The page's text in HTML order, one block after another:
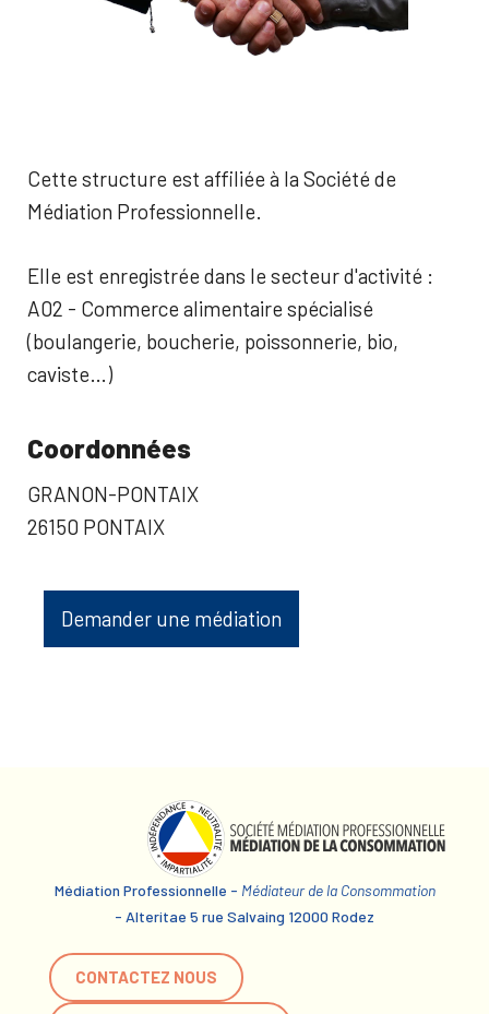
Cette structure est affiliée à la Société de
Médiation Professionnelle.
Elle est enregistrée dans le secteur d'activité :
A02 - Commerce alimentaire spécialisé
(boulangerie, boucherie, poissonnerie, bio,
caviste…)
Coordonnées
GRANON-PONTAIX
26150 PONTAIX
Demander une médiation
Médiation Professionnelle - Médiateur de la Consommation
- Alteritae 5 rue Salvaing 12000 Rodez
CONTACTEZ NOUS